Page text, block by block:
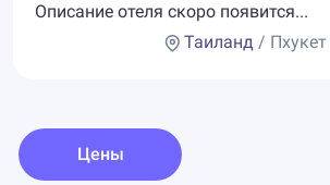
Описание отеля скоро появится...
Таиланд / Пхукет
Цены